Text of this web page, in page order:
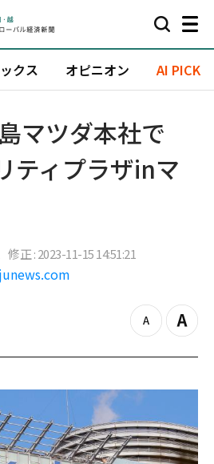
クス オピニオン AI PICK
マツダ本社で
ティプラザinマ
修正 : 2023-11-15 14:51:21
z
o
o
t
Z
o
i